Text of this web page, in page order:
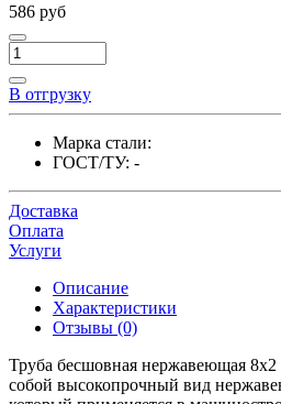
586 руб
В отгрузку
Марка стали:
ГОСТ/ТУ: -
Доставка
Оплата
Услуги
Описание
Характеристики
Отзывы (0)
Труба бесшовная нержавеющая
собой высокопрочный вид